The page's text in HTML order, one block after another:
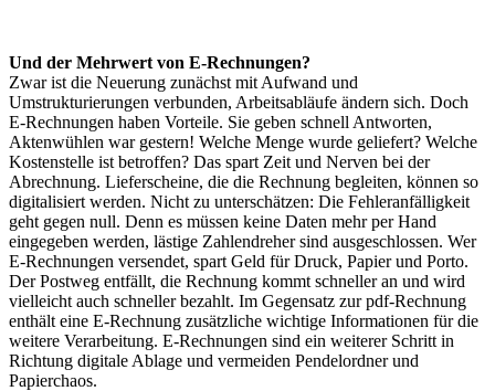
Und der Mehrwert von E-Rechnungen?
Zwar ist die Neuerung zunächst mit Aufwand und
Umstrukturierungen verbunden, Arbeitsabläufe ändern sich. Doch
E-Rechnungen haben Vorteile. Sie geben schnell Antworten,
Aktenwühlen war gestern! Welche Menge wurde geliefert? Welche
Kostenstelle ist betroffen? Das spart Zeit und Nerven bei der
Abrechnung. Lieferscheine, die die Rechnung begleiten, können so
digitalisiert werden. Nicht zu unterschätzen: Die Fehleranfälligkeit
geht gegen null. Denn es müssen keine Daten mehr per Hand
eingegeben werden, lästige Zahlendreher sind ausgeschlossen. Wer
E-Rechnungen versendet, spart Geld für Druck, Papier und Porto.
Der Postweg entfällt, die Rechnung kommt schneller an und wird
vielleicht auch schneller bezahlt. Im Gegensatz zur pdf-Rechnung
enthält eine E-Rechnung zusätzliche wichtige Informationen für die
weitere Verarbeitung. E-Rechnungen sind ein weiterer Schritt in
Richtung digitale Ablage und vermeiden Pendelordner und
Papierchaos.